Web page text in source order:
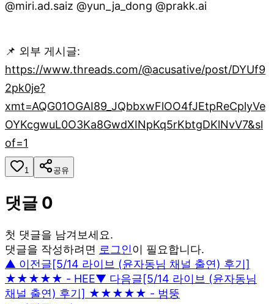
@miri.ad.saiz @yun_ja_dong @prakk.ai
📌 외부 게시글:
https://www.threads.com/@acusative/post/DYUf9
2pk0je?
xmt=AQG01OGAI89_JQbbxwFlOO4fJEtpReCplyVe
OYKcgwuL0O3Ka8GwdXINpKq5rKbtgDKlNvV7&sl
of=1
1 공유
댓글 0
첫 댓글을 남겨보세요.
댓글을 작성하려면 로그인이 필요합니다.
▲ 이전글[5/14 라이브 (윤자동님 채널 출연) 후기]
★★★★★ - HEE▼ 다음글[5/14 라이브 (윤자동님
채널 출연) 후기] ★★★★★ - 범뚱